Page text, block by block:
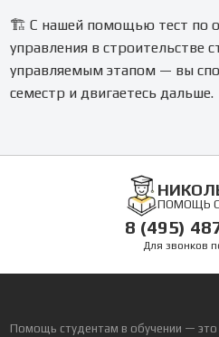
🏗️ С нашей помощью тест по
управления в строительстве
управляемым этапом — вы
семестр и двигаетесь дальше.
ПОМОЩЬ
8 (495)
Для звонков
Помощь студентам в обучении —